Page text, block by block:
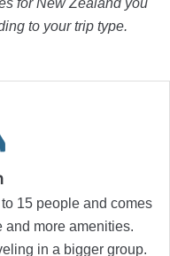
to your trip type.
15 people and comes
more amenities.
in a bigger group.